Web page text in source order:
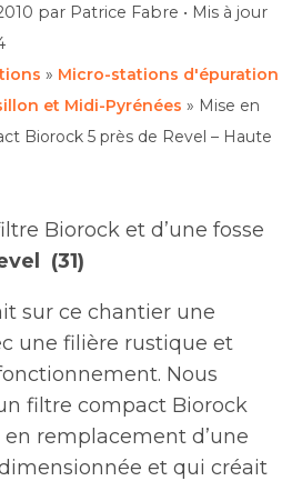
par Patrice Fabre • Mis à jour
» Micro-stations d'épuration
et Midi-Pyrénées » Mise en
Biorock 5 près de Revel – Haute
Biorock et d’une fosse
(31)
sur ce chantier une
une filière rustique et
Nous
filtre compact Biorock
remplacement d’une
et qui créait